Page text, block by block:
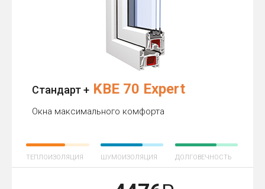
Стандарт + KBE 70 Expert
Окна максимального комфорта
ТЕПЛОИЗОЛЯЦИЯ ШУМОИЗОЛЯЦИЯ ДОЛГОВЕЧНОСТЬ